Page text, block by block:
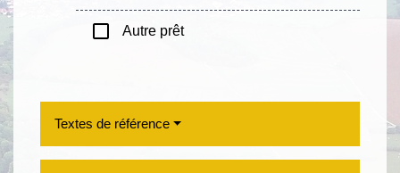
check_box_outline_blank Autre prêt
Textes de référence